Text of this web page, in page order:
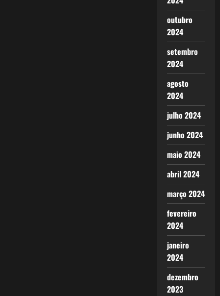
outubro
2024
setembro
2024
agosto
2024
julho 2024
junho 2024
maio 2024
abril 2024
março 2024
fevereiro
2024
janeiro
2024
dezembro
2023